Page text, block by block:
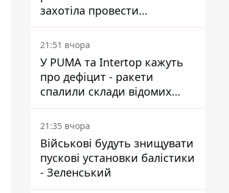
захотіла провести
ексгумацію у нових місцях
21:51 вчора
У PUMA та Intertop кажуть
про дефіцит - ракети
спалили склади відомих
брендів
21:35 вчора
Військові будуть знищувати
пускові установки балістики
- Зеленський